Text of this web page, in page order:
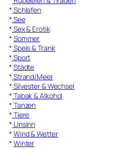
* Schlafen
* See
* Sex & Erotik
* Sommer
* Speis & Trank
* Sport
* Städte
* Strand/Meer
* Silvester & Wechsel
* Tabak & Alkohol
* Tanzen
* Tiere
* Unsinn
* Wind & Wetter
* Winter